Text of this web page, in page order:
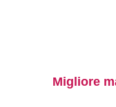
Migliore